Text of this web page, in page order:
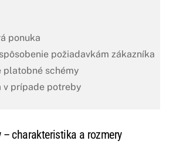
ponuka
požiadavkám zákazníka
platobné schémy
v prípade potreby
– charakteristika a rozmery